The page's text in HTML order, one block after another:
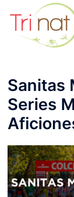
contenido
Sanitas
Series